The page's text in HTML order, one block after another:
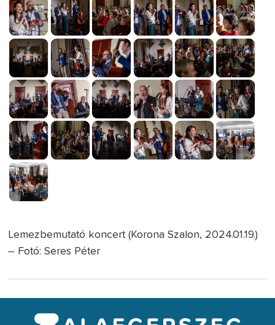
Lemezbemutató koncert (Korona Szalon, 2024.01.19.)
– Fotó: Seres Péter